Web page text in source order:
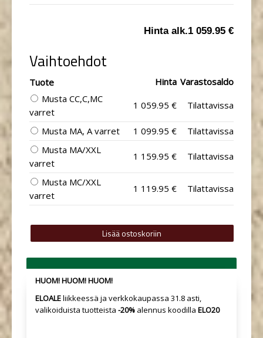
Hinta alk.1 059.95 €
Vaihtoehdot
Tuote Hinta Varastosaldo
Musta CC,C,MC
varret
1 059.95 € Tilattavissa
Musta MA, A varret 1 099.95 €
Tilattavissa
Musta MA/XXL
varret
1 159.95 € Tilattavissa
Musta MC/XXL
varret
1 119.95 € Tilattavissa
HUOM! HUOM! HUOM!
ELOALEliikkeessä ja verkkokaupassa 31.8 asti,
valikoiduista tuotteista -20% alennus koodilla ELO20